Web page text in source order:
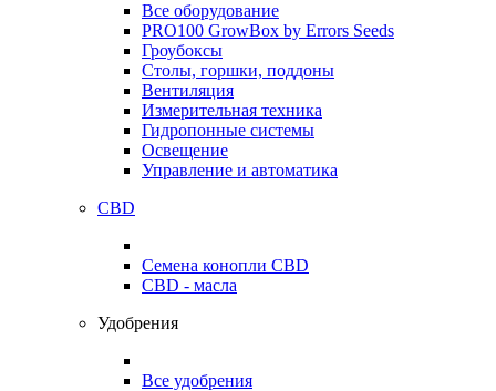
Все оборудование
PRO100 GrowBox by Errors Seeds
Гроубоксы
Столы, горшки, поддоны
Вентиляция
Измерительная техника
Гидропонные системы
Освещение
Управление и автоматика
CBD
Семена конопли CBD
CBD - масла
Удобрения
Все удобрения